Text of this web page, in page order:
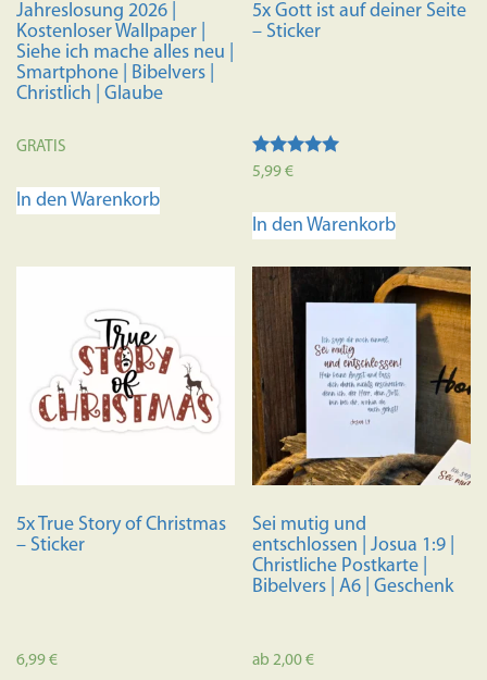
Jahreslosung 2026 |
Kostenloser Wallpaper |
Siehe ich mache alles neu |
Smartphone | Bibelvers |
Christlich | Glaube
GRATIS
In den Warenkorb
5x Gott ist auf deiner Seite
– Sticker
Bewertet mit
5,99€
In den Warenkorb
5x True Story of Christmas
– Sticker
6,99€
Sei mutig und
entschlossen | Josua 1:9 |
Christliche Postkarte |
Bibelvers | A6 | Geschenk
ab2,00€